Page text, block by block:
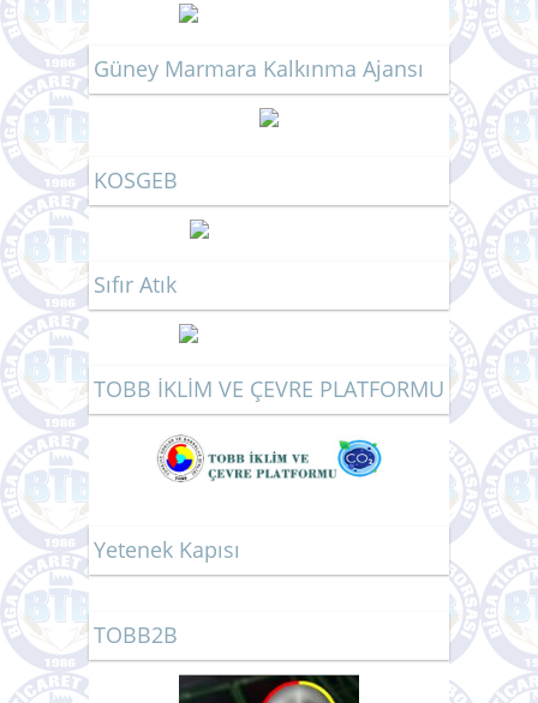
Güney Marmara Kalkınma Ajansı
KOSGEB
Sıfır Atık
TOBB İKLİM VE ÇEVRE PLATFORMU
Yetenek Kapısı
TOBB2B